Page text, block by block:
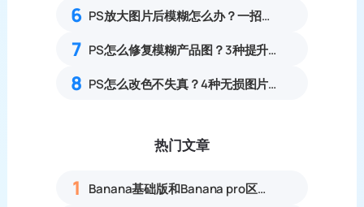
6 PS放大图片后模糊怎么办？一招提升图片清晰度
7 PS怎么修复模糊产品图？3种提升清晰度技巧
8 PS怎么改色不失真？4种无损图片换色方法保留纹理光影
热门文章
1 Banana基础版和Banana pro区别对比丨具体案例应用+使用教程